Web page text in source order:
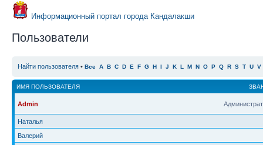
Информационный портал города Кандалакши
Пользователи
Найти пользователя • Все A B C D E F G H I J K L M N O P Q R S T U V
ИМЯ ПОЛЬЗОВАТЕЛЯ
Admin
Наталья
Валерий